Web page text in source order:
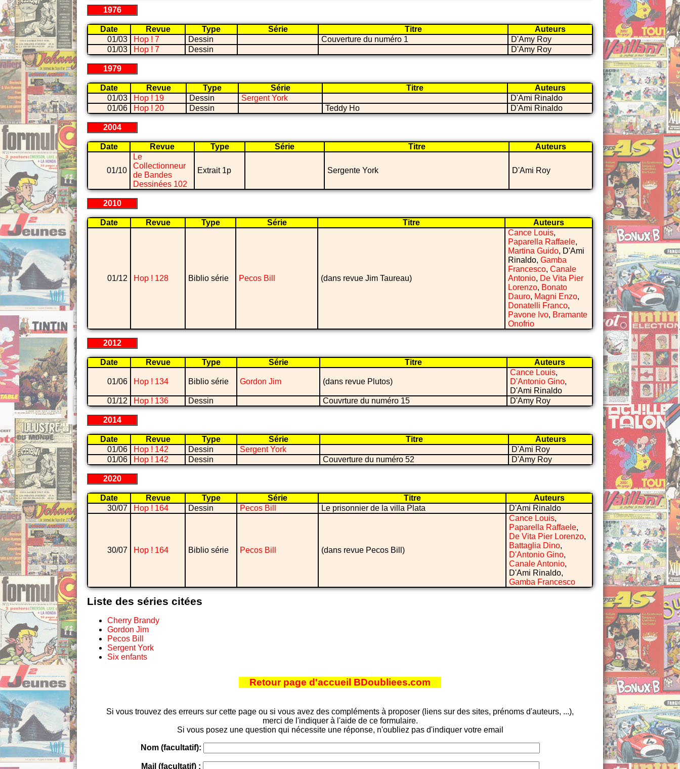
1976
Date Revue Type Série Titre
Auteurs
01/03
Hop ! 7 Dessin Couverture du numéro 1
D'Amy Roy
01/03
Hop ! 7 Dessin D'Amy Roy
1979
Date Revue Type Série Titre
Auteurs
01/03
Hop ! 19 Dessin Sergent York
D'Ami Rinaldo
01/06
Hop ! 20 Dessin Teddy Ho D'Ami Rinaldo
2004
Date Revue Type Série Titre Auteurs
01/10
Le
Collectionneur
de Bandes
Dessinées 102
Extrait 1p Sergente York D'Ami Roy
2010
Date Revue Type Série Titre Auteurs
01/12 Hop ! 128 Biblio série Pecos Bill (dans revue Jim Taureau)
Cance Louis,
Paparella Raffaele,
Martina Guido, D'Ami
Rinaldo, Gamba
Francesco, Canale
Antonio, De Vita Pier
Lorenzo, Bonato
Dauro, Magni Enzo,
Donatelli Franco,
Pavone Ivo, Bramante
Onofrio
2012
Date Revue Type Série Titre Auteurs
01/06 Hop ! 134 Biblio série Gordon Jim (dans revue Plutos)
Cance Louis,
D'Antonio Gino,
D'Ami Rinaldo
01/12
Hop ! 136 Dessin Couvrture du numéro 15 D'Amy Roy
2014
Date Revue Type Série Titre
Auteurs
01/06
Hop ! 142 Dessin Sergent York
D'Ami Roy
01/06
Hop ! 142 Dessin Couverture du numéro 52 D'Amy Roy
2020
Date Revue Type Série Titre
Auteurs
30/07
Hop ! 164 Dessin Pecos Bill Le prisonnier de la villa Plata D'Ami Rinaldo
30/07 Hop ! 164 Biblio série Pecos Bill (dans revue Pecos Bill)
Cance Louis,
Paparella Raffaele,
De Vita Pier Lorenzo,
Battaglia Dino,
D'Antonio Gino,
Canale Antonio,
D'Ami Rinaldo,
Gamba Francesco
Liste des séries citées
Cherry Brandy
Gordon Jim
Pecos Bill
Sergent York
Six enfants
Retour page d'accueil BDoubliees.com
Si vous trouvez des erreurs sur cette page ou si vous avez des compléments à proposer (liens sur des sites, prénoms d'auteurs, ...),
merci de l'indiquer à l'aide de ce formulaire.
Si vous posez une question qui nécessite une réponse, n'oubliez pas d'indiquer votre email
Nom (facultatif):
Mail (facultatif) :